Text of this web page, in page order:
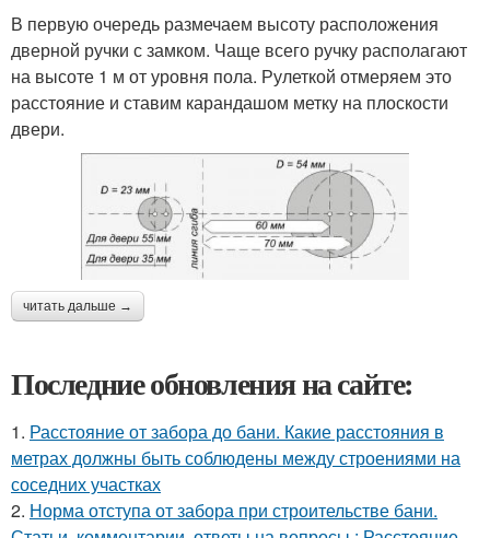
В первую очередь размечаем высоту расположения
дверной ручки с замком. Чаще всего ручку располагают
на высоте 1 м от уровня пола. Рулеткой отмеряем это
расстояние и ставим карандашом метку на плоскости
двери.
читать дальше →
Последние обновления на сайте:
1. Расстояние от забора до бани. Какие расстояния в
метрах должны быть соблюдены между строениями на
соседних участках
2. Норма отступа от забора при строительстве бани.